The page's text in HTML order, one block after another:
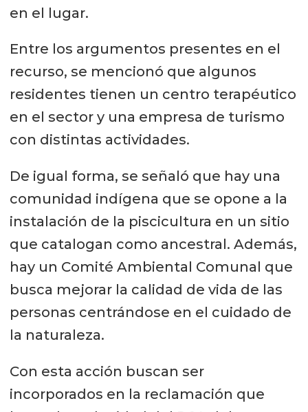
en el lugar.
Entre los argumentos presentes en el
recurso, se mencionó que algunos
residentes tienen un centro terapéutico
en el sector y una empresa de turismo
con distintas actividades.
De igual forma, se señaló que hay una
comunidad indígena que se opone a la
instalación de la piscicultura en un sitio
que catalogan como ancestral. Además,
hay un Comité Ambiental Comunal que
busca mejorar la calidad de vida de las
personas centrándose en el cuidado de
la naturaleza.
Con esta acción buscan ser
incorporados en la reclamación que